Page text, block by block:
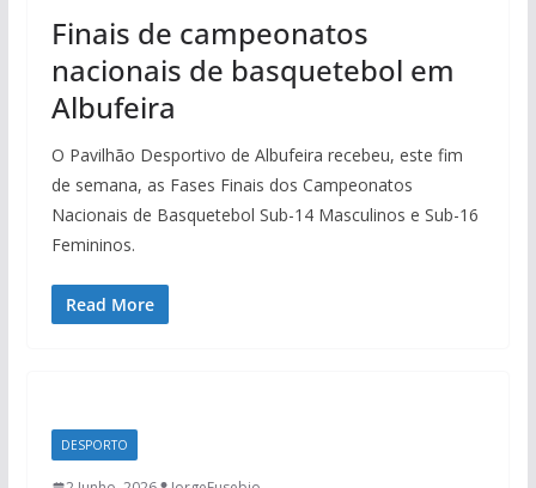
Finais de campeonatos
nacionais de basquetebol em
Albufeira
O Pavilhão Desportivo de Albufeira recebeu, este fim
de semana, as Fases Finais dos Campeonatos
Nacionais de Basquetebol Sub-14 Masculinos e Sub-16
Femininos.
Read More
DESPORTO